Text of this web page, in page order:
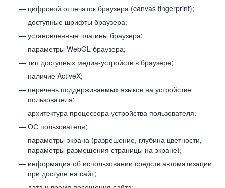
цифровой отпечаток браузера (canvas fingerprint);
доступные шрифты браузера;
установленные плагины браузера;
параметры WebGL браузера;
тип доступных медиа-устройств в браузере;
наличие ActiveX;
перечень поддерживаемых языков на устройстве
пользователя;
архитектура процессора устройства пользователя;
ОС пользователя;
параметры экрана (разрешение, глубина цветности,
параметры размещения страницы на экране);
информация об использовании средств автоматизации
при доступе на сайт;